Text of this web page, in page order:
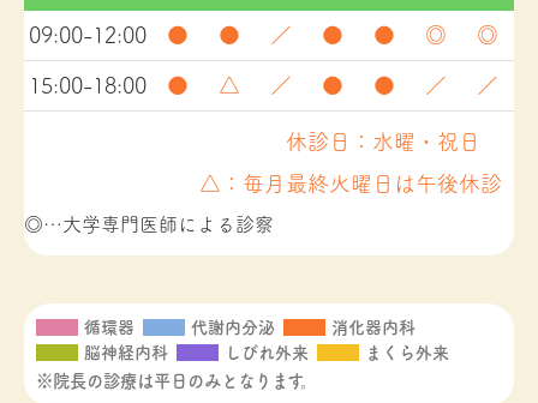
09:00-12:00 ● ● ／ ● ● ◎ ◎
15:00-18:00 ● △ ／ ● ● ／ ／
休診日：水曜・祝日
△：毎月最終火曜日は午後休診
◎…大学専門医師による診察
循環器 代謝内分泌
消化器内科
脳神経内科
しびれ外来 まくら外来
※院長の診療は平日のみとなります。